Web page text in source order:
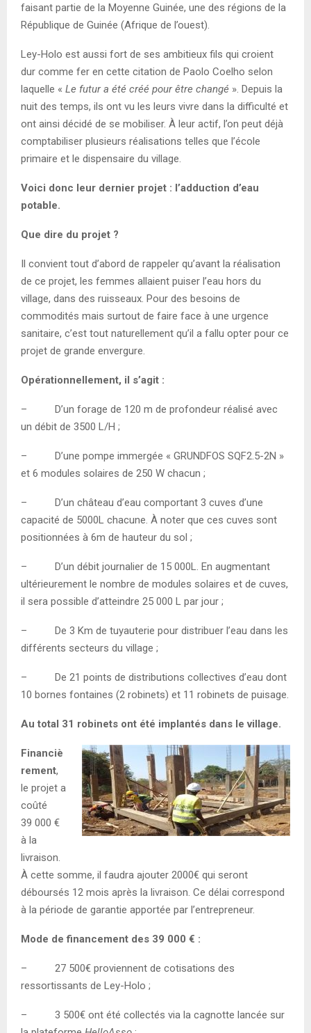
faisant partie de la Moyenne Guinée, une des régions de la
République de Guinée (Afrique de l’ouest).
Ley-Holo est aussi fort de ses ambitieux fils qui croient
dur comme fer en cette citation de Paolo Coelho selon
laquelle « Le futur a été créé pour être changé ». Depuis la
nuit des temps, ils ont vu les leurs vivre dans la difficulté et
ont ainsi décidé de se mobiliser. À leur actif, l’on peut déjà
comptabiliser plusieurs réalisations telles que l’école
primaire et le dispensaire du village.
Voici donc leur dernier projet : l’adduction d’eau
potable.
Que dire du projet ?
Il convient tout d’abord de rappeler qu’avant la réalisation
de ce projet, les femmes allaient puiser l’eau hors du
village, dans des ruisseaux. Pour des besoins de
commodités mais surtout de faire face à une urgence
sanitaire, c’est tout naturellement qu’il a fallu opter pour ce
projet de grande envergure.
Opérationnellement, il s’agit :
– D’un forage de 120 m de profondeur réalisé avec
un débit de 3500 L/H ;
– D’une pompe immergée « GRUNDFOS SQF2.5-2N »
et 6 modules solaires de 250 W chacun ;
– D’un château d’eau comportant 3 cuves d’une
capacité de 5000L chacune. À noter que ces cuves sont
positionnées à 6m de hauteur du sol ;
– D’un débit journalier de 15 000L. En augmentant
ultérieurement le nombre de modules solaires et de cuves,
il sera possible d’atteindre 25 000 L par jour ;
– De 3 Km de tuyauterie pour distribuer l’eau dans les
différents secteurs du village ;
– De 21 points de distributions collectives d’eau dont
10 bornes fontaines (2 robinets) et 11 robinets de puisage.
Au total 31 robinets ont été implantés dans le village.
Financiè
rement,
le projet a
coûté
39 000 €
à la
livraison.
À cette somme, il faudra ajouter 2000€ qui seront
déboursés 12 mois après la livraison. Ce délai correspond
à la période de garantie apportée par l’entrepreneur.
Mode de financement des 39 000 € :
– 27 500€ proviennent de cotisations des
ressortissants de Ley-Holo ;
– 3 500€ ont été collectés via la cagnotte lancée sur